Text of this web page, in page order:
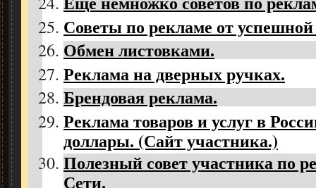
Советы по рекламе от
Обмен листовками.
Реклама на дверных ручках.
Брендовая реклама.
Реклама товаров и услуг в
доллары. (Сайт участника.)
Полезный совет участника по
Сети.